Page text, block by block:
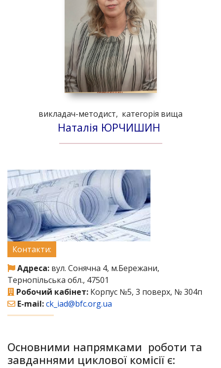
викладач-методист, категорія вища
Наталія ЮРЧИШИН
Контакти:
Адреса: вул. Сонячна 4, м.Бережани,
Тернопільська обл., 47501
Робочий кабінет: Корпус №5, 3 поверх, № 304п
E-mail:ck_iad@bfc.org.ua
Основними напрямками роботи та
завданнями циклової комісії є: